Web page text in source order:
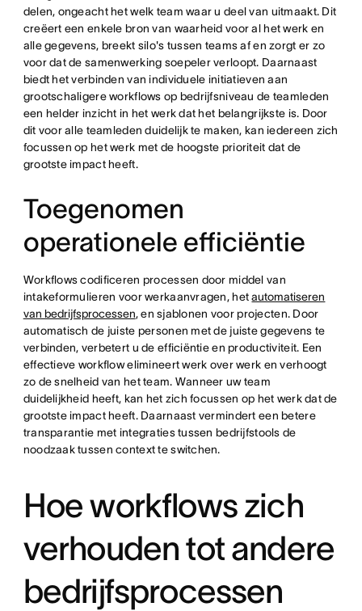
delen, ongeacht het welk team waar u deel van uitmaakt. Dit
creëert een enkele bron van waarheid voor al het werk en
alle gegevens, breekt silo's tussen teams af en zorgt er zo
voor dat de samenwerking soepeler verloopt. Daarnaast
biedt het verbinden van individuele initiatieven aan
grootschaligere workflows op bedrijfsniveau de teamleden
een helder inzicht in het werk dat het belangrijkste is. Door
dit voor alle teamleden duidelijk te maken, kan iedereen zich
focussen op het werk met de hoogste prioriteit dat de
grootste impact heeft.
Toegenomen
operationele efficiëntie
Workflows codificeren processen door middel van
intakeformulieren voor werkaanvragen, hetautomatiseren
van bedrijfsprocessen, en sjablonen voor projecten. Door
automatisch de juiste personen met de juiste gegevens te
verbinden, verbetert u de efficiëntie en productiviteit. Een
effectieve workflow elimineert werk over werk en verhoogt
zo de snelheid van het team. Wanneer uw team
duidelijkheid heeft, kan het zich focussen op het werk dat de
grootste impact heeft. Daarnaast vermindert een betere
transparantie met integraties tussen bedrijfstools de
noodzaak tussen context te switchen.
Hoe workflows zich
verhouden tot andere
bedrijfsprocessen